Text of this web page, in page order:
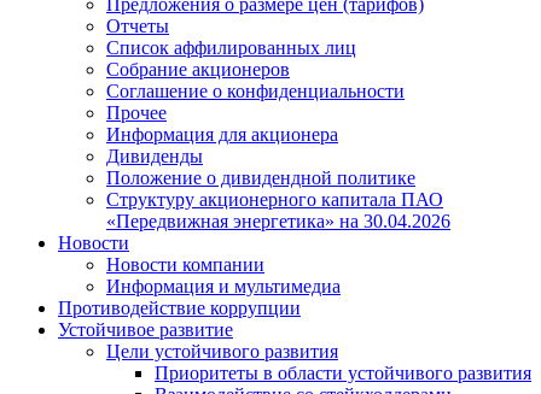
Предложения о размере цен (тарифов)
Отчеты
Список аффилированных лиц
Собрание акционеров
Соглашение о конфиденциальности
Прочее
Информация для акционера
Дивиденды
Положение о дивидендной политике
Структуру акционерного капитала ПАО
«Передвижная энергетика» на 30.04.2026
Новости
Новости компании
Информация и мультимедиа
Противодействие коррупции
Устойчивое развитие
Цели устойчивого развития
Приоритеты в области устойчивого развития